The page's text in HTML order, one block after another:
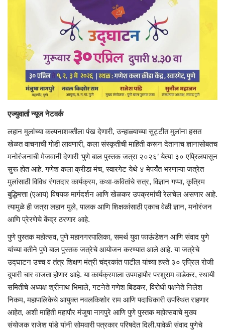
एज्युवार्ता न्यूज नेटवर्क
लहान मुलांच्या कल्पनाशक्तीला पंख देणारी, उन्हाळ्याच्या सुट्टीत मुलांना हसत
खेळत वाचनाची गोडी लावणारी, कला संस्कृतीची माहिती करून देतानाच ज्ञानासोबतच
मनोरंजनाची मेजवानी देणारी ‘पुणे बाल पुस्तक जत्रा २०२६’ येत्या ३० एप्रिलपासून
सुरू होत आहे. गणेश कला क्रीडा मंच, स्वारगेट येथे ४ मेपर्यंत भरणाऱ्या जत्रेत
मुलांसाठी विविध रंगतदार कार्यक्रम, कथा-कवितांचे सत्र, विज्ञान गप्पा, कृत्रिम
बुद्धिमत्ता (एआय) विषयक मार्गदर्शन आणि खेळकर उपक्रमांची रेलचेल असणार आहे.
त्यामुळे ही जत्रा लहान मुले, पालक आणि शिक्षकांसाठी एकाच वेळी ज्ञान, मनोरंजन
आणि प्रेरणेचे केंद्र ठरणार आहे.
पुणे पुस्तक महोत्सव, पुणे महानगरपालिका, समर्थ युवा फाऊंडेशन आणि संवाद पुणे
यांच्या वतीने पुणे बाल पुस्तक जत्रेचे आयोजन करण्यात आले आहे. या जत्रेचे
उद्घाटन उच्च व तंत्र शिक्षण मंत्री चंद्रकांत पाटील यांच्या हस्ते ३० एप्रिल रोजी
दुपारी चार वाजता होणार आहे. या कार्यक्रमाला उपमहापौर परशुराम वाडेकर, स्थायी
समितीचे अध्यक्ष श्रीनाथ भिमाले, गटनेते गणेश बिडकर, विरोधी पक्षनेते निलेश
निकम, महापालिकेचे आयुक्त नवलकिशोर राम आणि पदाधिकारी उपस्थित राहणार
आहेत, अशी माहिती महापौर मंजुषा नागपुरे आणि पुणे पुस्तक महोत्सवाचे मुख्य
संयोजक राजेश पांडे यांनी सोमवारी पत्रकार परिषदेत दिली.यावेळी संवाद पुणेचे